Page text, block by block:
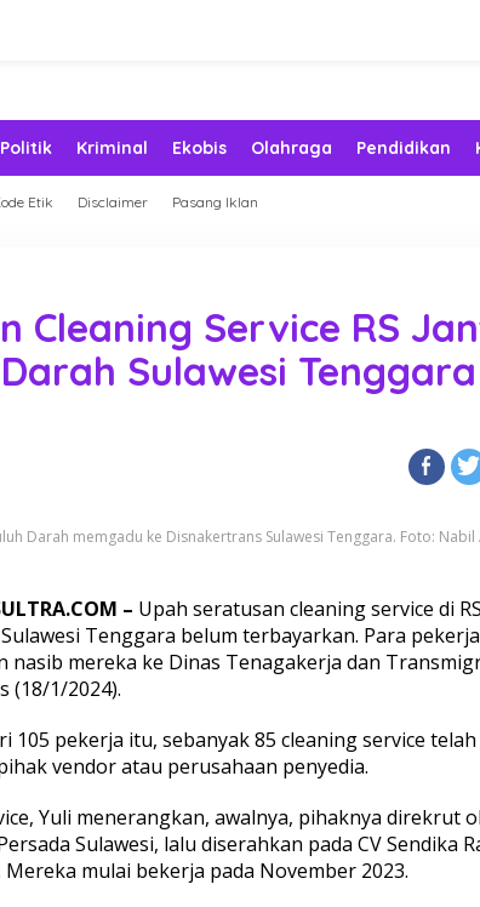
Politik Kriminal Ekobis Olahraga Pendidikan
Etik Disclaimer Pasang Iklan
Cleaning Service RS
Sulawesi Tenggara
Darah memgadu ke Disnakertrans Sulawesi Tenggara. Foto:
– Upah seratusan cleaning service di
Tenggara belum terbayarkan. Para
nasib mereka ke Dinas Tenagakerja dan
(18/1/2024).
105 pekerja itu, sebanyak 85 cleaning service telah
vendor atau perusahaan penyedia.
Yuli menerangkan, awalnya, pihaknya direkrut
Sulawesi, lalu diserahkan pada CV Sendika
Mereka mulai bekerja pada November 2023.